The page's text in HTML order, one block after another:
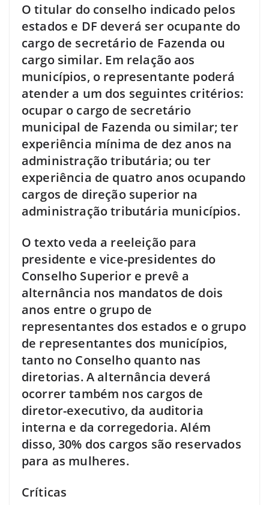
O titular do conselho indicado pelos
estados e DF deverá ser ocupante do
cargo de secretário de Fazenda ou
cargo similar. Em relação aos
municípios, o representante poderá
atender a um dos seguintes critérios:
ocupar o cargo de secretário
municipal de Fazenda ou similar; ter
experiência mínima de dez anos na
administração tributária; ou ter
experiência de quatro anos ocupando
cargos de direção superior na
administração tributária municípios.
O texto veda a reeleição para
presidente e vice-presidentes do
Conselho Superior e prevê a
alternância nos mandatos de dois
anos entre o grupo de
representantes dos estados e o grupo
de representantes dos municípios,
tanto no Conselho quanto nas
diretorias. A alternância deverá
ocorrer também nos cargos de
diretor-executivo, da auditoria
interna e da corregedoria. Além
disso, 30% dos cargos são reservados
para as mulheres.
Críticas